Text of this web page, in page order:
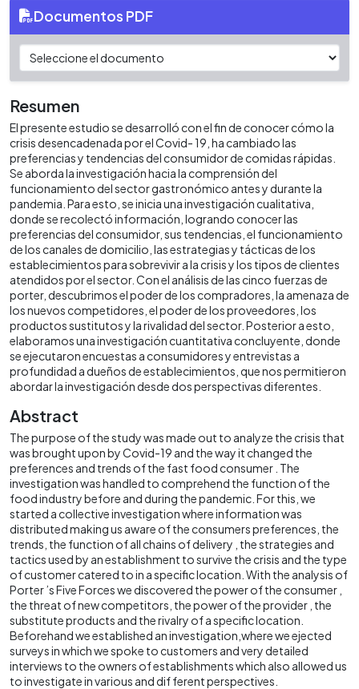
Documentos PDF
Resumen
El presente estudio se desarrolló con el fin de conocer cómo la
crisis desencadenada por el Covid- 19, ha cambiado las
preferencias y tendencias del consumidor de comidas rápidas.
Se aborda la investigación hacia la comprensión del
funcionamiento del sector gastronómico antes y durante la
pandemia. Para esto, se inicia una investigación cualitativa,
donde se recolectó información, logrando conocer las
preferencias del consumidor, sus tendencias, el funcionamiento
de los canales de domicilio, las estrategias y tácticas de los
establecimientos para sobrevivir a la crisis y los tipos de clientes
atendidos por el sector. Con el análisis de las cinco fuerzas de
porter, descubrimos el poder de los compradores, la amenaza de
los nuevos competidores, el poder de los proveedores, los
productos sustitutos y la rivalidad del sector. Posterior a esto,
elaboramos una investigación cuantitativa concluyente, donde
se ejecutaron encuestas a consumidores y entrevistas a
profundidad a dueños de establecimientos, que nos permitieron
abordar la investigación desde dos perspectivas diferentes.
Abstract
The purpose of the study was made out to analyze the crisis that
was brought upon by Covid-19 and the way it changed the
preferences and trends of the fast food consumer . The
investigation was handled to comprehend the function of the
food industry before and during the pandemic. For this, we
started a collective investigation where information was
distributed making us aware of the consumers preferences, the
trends, the function of all chains of delivery , the strategies and
tactics used by an establishment to survive the crisis and the type
of customer catered to in a specific location. With the analysis of
Porter ’s Five Forces we discovered the power of the consumer ,
the threat of new competitors, the power of the provider , the
substitute products and the rivalry of a specific location.
Beforehand we established an investigation,where we ejected
surveys in which we spoke to customers and very detailed
interviews to the owners of establishments which also allowed us
to investigate in various and dif ferent perspectives.